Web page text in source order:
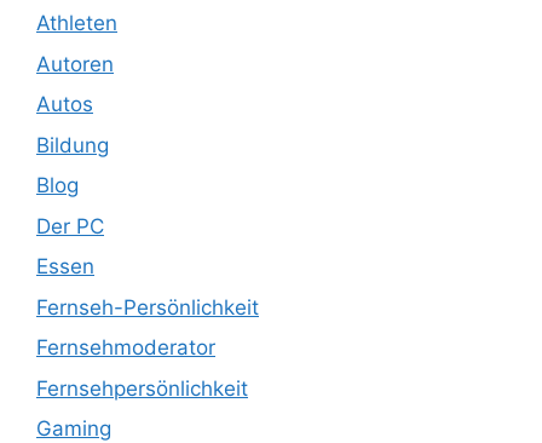
Athleten
Autoren
Autos
Bildung
Blog
Der PC
Essen
Fernseh-Persönlichkeit
Fernsehmoderator
Fernsehpersönlichkeit
Gaming